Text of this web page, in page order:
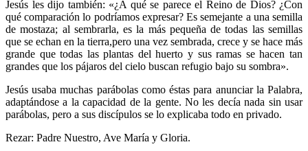
Jesús les dijo también: «¿A qué se parece el Reino de Dios? ¿Con
qué comparación lo podríamos expresar? Es semejante a una semilla
de mostaza; al sembrarla, es la más pequeña de todas las semillas
que se echan en la tierra,pero una vez sembrada, crece y se hace más
grande que todas las plantas del huerto y sus ramas se hacen tan
grandes que los pájaros del cielo buscan refugio bajo su sombra».
Jesús usaba muchas parábolas como éstas para anunciar la Palabra,
adaptándose a la capacidad de la gente. No les decía nada sin usar
parábolas, pero a sus discípulos se lo explicaba todo en privado.
Rezar: Padre Nuestro, Ave María y Gloria.